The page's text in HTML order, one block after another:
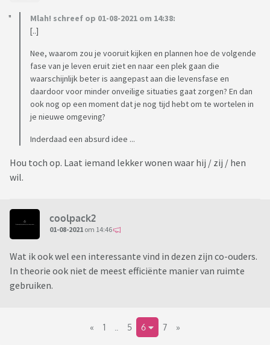
Mlah! schreef op 01-08-2021 om 14:38:
[..]
Nee, waarom zou je vooruit kijken en plannen hoe de volgende
fase van je leven eruit ziet en naar een plek gaan die
waarschijnlijk beter is aangepast aan die levensfase en
daardoor voor minder onveilige situaties gaat zorgen? En dan
ook nog op een moment dat je nog tijd hebt om te wortelen in
je nieuwe omgeving?
Inderdaad een absurd idee ...
Hou toch op. Laat iemand lekker wonen waar hij / zij / hen
wil.
coolpack2
01-08-2021 om 14:46
Wat ik ook wel een interessante vind in dezen zijn co-ouders.
In theorie ook niet de meest efficiënte manier van ruimte
gebruiken.
« 1 5 6 7 »